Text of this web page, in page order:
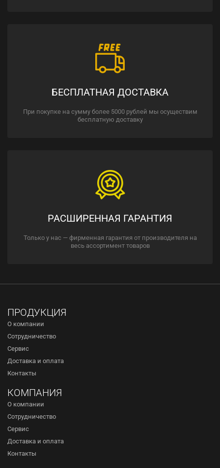
БЕСПЛАТНАЯ ДОСТАВКА
При покупке на сумму более 5000 рублей мы осуществим
бесплатную доставку
РАСШИРЕННАЯ ГАРАНТИЯ
Только у нас — фирменная гарантия от производителя на
весь ассортимент товаров
ПРОДУКЦИЯ
О компании
Сотрудничество
Сервис
Доставка и оплата
Контакты
КОМПАНИЯ
О компании
Сотрудничество
Сервис
Доставка и оплата
Контакты